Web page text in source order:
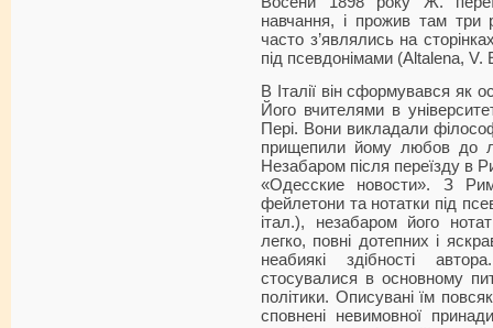
навчання, і прожив там три
часто з’являлись на
під псевдонімами (Altalena,
В Італії він сформувався як
Його вчителями в
Пері. Вони викладали
прищепили йому любов до
Незабаром після переїзду в
«Одесские новости». З
фейлетони та нотатки під
італ.), незабаром його
легко, повні дотепних і
неабиякі здібності
стосувалися в основному
політики. Описувані їм
сповнені невимовної